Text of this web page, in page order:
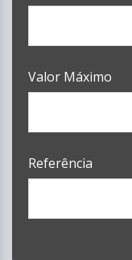
Valor Máximo
Referência